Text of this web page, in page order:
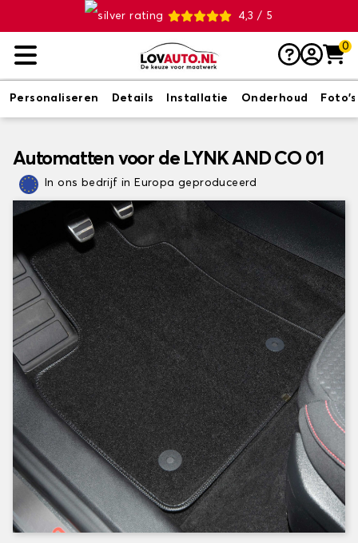
4,3 / 5
0
Personaliseren Details Installatie Onderhoud Foto's
Automatten voor de LYNK AND CO 01
In ons bedrijf in Europa geproduceerd